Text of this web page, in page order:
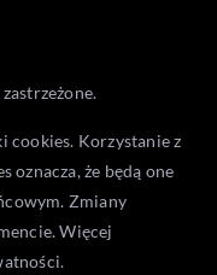
cookies. Korzystanie z
oznacza, że będą one
Zmiany
Więcej
.